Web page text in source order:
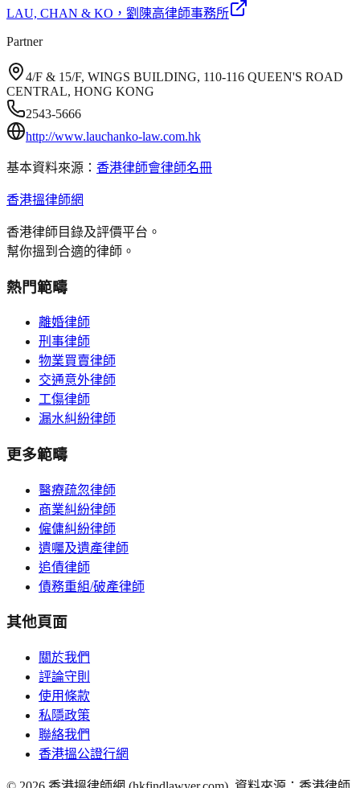
LAU, CHAN & KO ，劉陳高律師事務所
Partner
4/F & 15/F, WINGS BUILDING, 110-116 QUEEN'S ROAD
CENTRAL, HONG KONG
2543-5666
http://www.lauchanko-law.com.hk
基本資料來源： 香港律師會律師名冊
香港搵律師網
香港律師目錄及評價平台。
幫你搵到合適的律師。
熱門範疇
離婚律師
刑事律師
物業買賣律師
交通意外律師
工傷律師
漏水糾紛律師
更多範疇
醫療疏忽律師
商業糾紛律師
僱傭糾紛律師
遺囑及遺產律師
追債律師
債務重組/破產律師
其他頁面
關於我們
評論守則
使用條款
私隱政策
聯絡我們
香港搵公證行網